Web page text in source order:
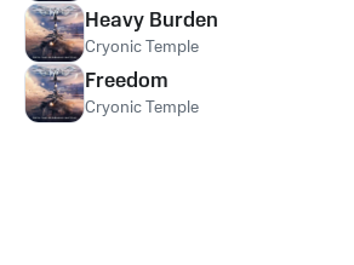
Heavy Burden
Cryonic Temple
Freedom
Cryonic Temple